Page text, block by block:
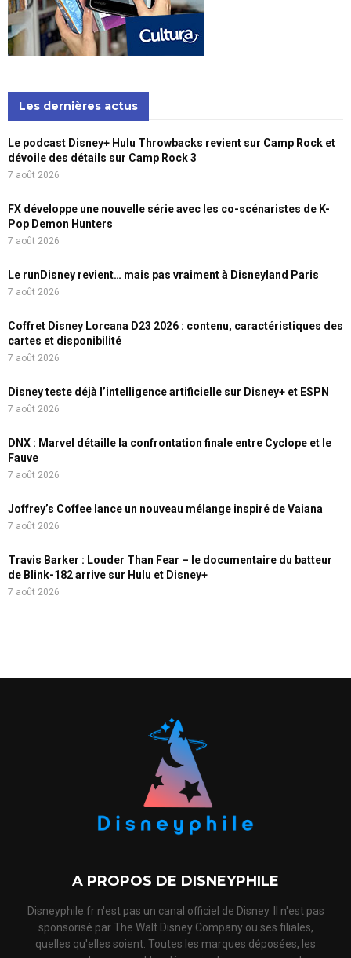
Les dernières actus
Le podcast Disney+ Hulu Throwbacks revient sur Camp Rock et
dévoile des détails sur Camp Rock 3
7 août 2026
FX développe une nouvelle série avec les co-scénaristes de K-
Pop Demon Hunters
7 août 2026
Le runDisney revient… mais pas vraiment à Disneyland Paris
7 août 2026
Coffret Disney Lorcana D23 2026 : contenu, caractéristiques des
cartes et disponibilité
7 août 2026
Disney teste déjà l’intelligence artificielle sur Disney+ et ESPN
7 août 2026
DNX : Marvel détaille la confrontation finale entre Cyclope et le
Fauve
7 août 2026
Joffrey’s Coffee lance un nouveau mélange inspiré de Vaiana
7 août 2026
Travis Barker : Louder Than Fear – le documentaire du batteur
de Blink-182 arrive sur Hulu et Disney+
7 août 2026
A PROPOS DE DISNEYPHILE
Disneyphile.fr n'est pas un canal officiel de Disney. Il n'est pas
sponsorisé par The Walt Disney Company ou ses filiales,
quelles qu'elles soient. Toutes les marques déposées, les